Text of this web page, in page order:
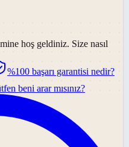
hoş geldiniz. Size nasıl
%100 başarı garantisi nedir?
beni arar mısınız?